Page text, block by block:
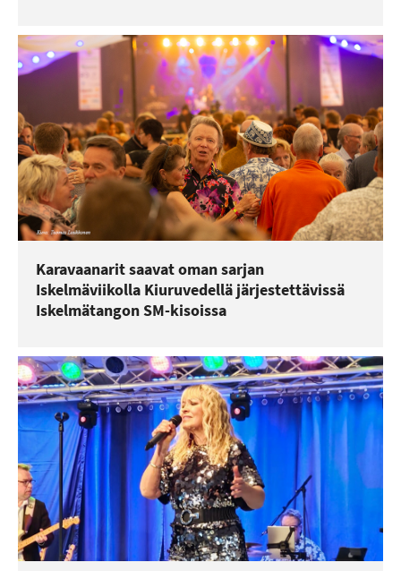
Karavaanarit saavat oman sarjan
Iskelmäviikolla Kiuruvedellä järjestettävissä
Iskelmätangon SM-kisoissa